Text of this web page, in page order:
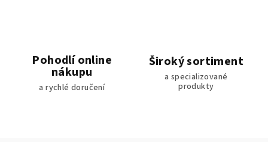
Pohodlí online
nákupu
a rychlé doručení
Široký sortiment
a specializované
produkty